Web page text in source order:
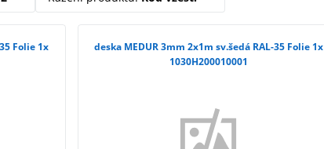
Folie 1x
deska MEDUR 3mm 2x1m sv.šedá RAL-35 Folie 1x
1030H200010001